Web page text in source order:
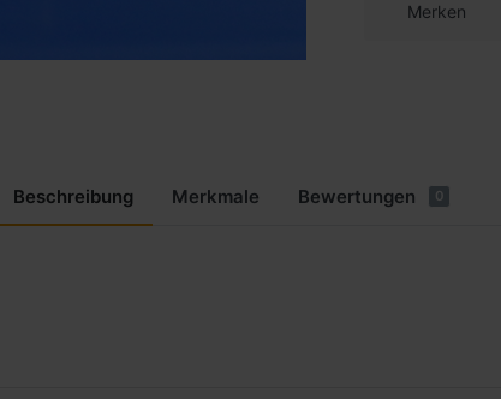
Merken
Beschreibung Merkmale Bewertungen 0